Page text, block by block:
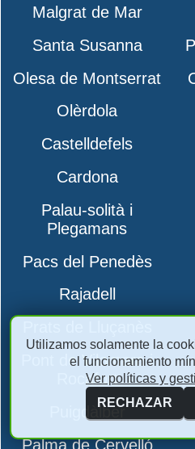
Malgrat de Mar
Santa Susanna
Olesa de Montserrat
Olèrdola
Castelldefels
Cardona
Palau-solità i
Plegamans
Pacs del Penedès
Rajadell
Pont de Vilomara i
Rocafort
Puigdàlber
Palma de Cervelló
Utilizamos solamente la
el funcionamiento
Ver políticas y
RECHAZAR